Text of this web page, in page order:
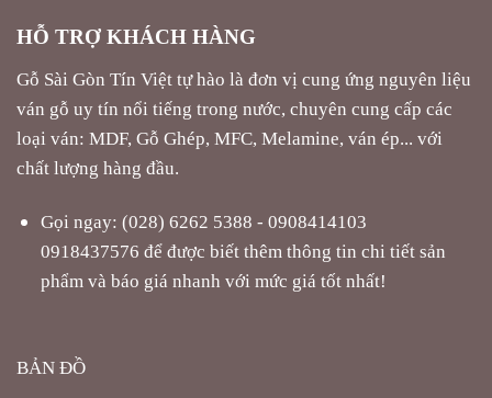
HỖ TRỢ KHÁCH HÀNG
Gỗ Sài Gòn Tín Việt tự hào là đơn vị cung ứng nguyên liệu
ván gỗ uy tín nổi tiếng trong nước, chuyên cung cấp các
loại ván: MDF, Gỗ Ghép, MFC, Melamine, ván ép... với
chất lượng hàng đầu.
Gọi ngay: (028) 6262 5388 - 0908414103
0918437576 để được biết thêm thông tin chi tiết sản
phẩm và báo giá nhanh với mức giá tốt nhất!
BẢN ĐỒ